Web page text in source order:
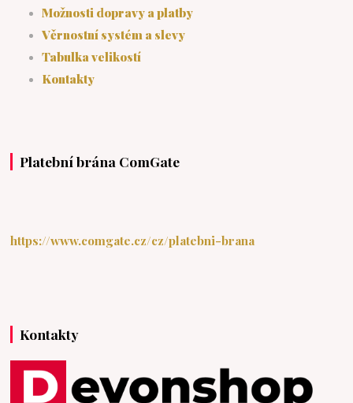
Možnosti dopravy a platby
Věrnostní systém a slevy
Tabulka velikostí
Kontakty
Platební brána ComGate
https://www.comgate.cz/cz/platebni-brana
Kontakty